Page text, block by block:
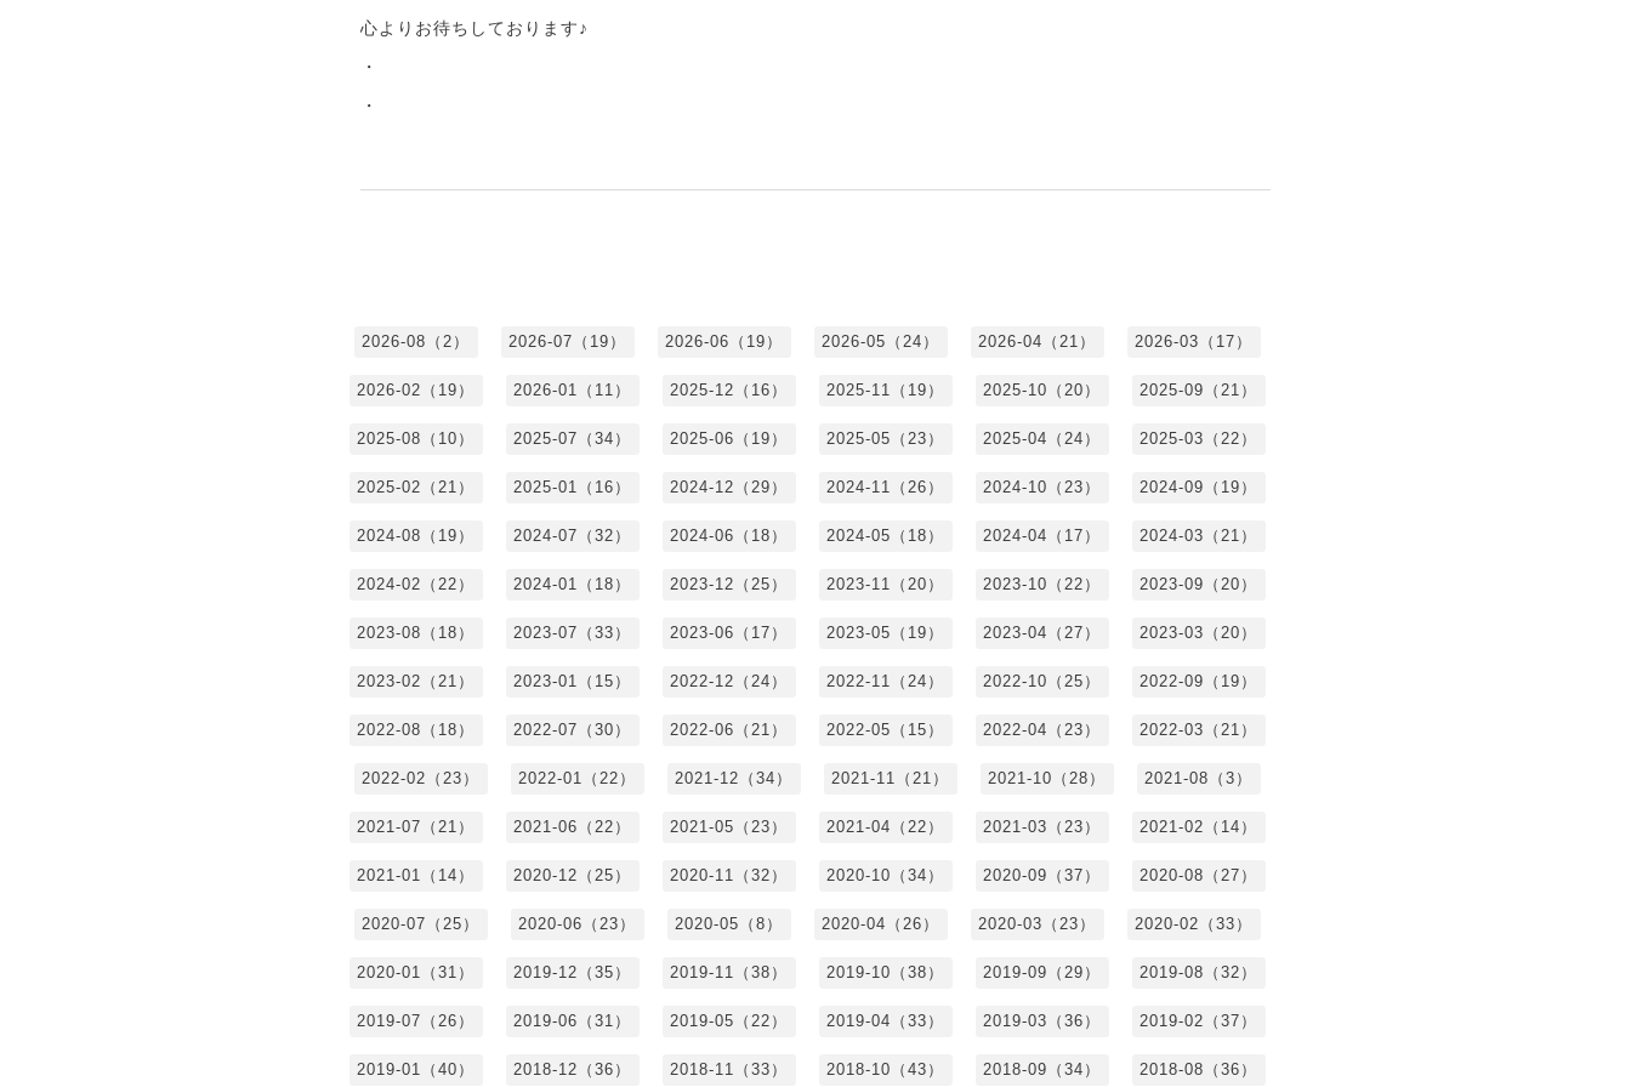
心よりお待ちしております♪
・
・
2026-08（2） 2026-07（19） 2026-06（19） 2026-05（24） 2026-04（21） 2026-03（17）
2026-02（19） 2026-01（11） 2025-12（16） 2025-11（19） 2025-10（20） 2025-09（21）
2025-08（10） 2025-07（34） 2025-06（19） 2025-05（23） 2025-04（24） 2025-03（22）
2025-02（21） 2025-01（16） 2024-12（29） 2024-11（26） 2024-10（23） 2024-09（19）
2024-08（19） 2024-07（32） 2024-06（18） 2024-05（18） 2024-04（17） 2024-03（21）
2024-02（22） 2024-01（18） 2023-12（25） 2023-11（20） 2023-10（22） 2023-09（20）
2023-08（18） 2023-07（33） 2023-06（17） 2023-05（19） 2023-04（27） 2023-03（20）
2023-02（21） 2023-01（15） 2022-12（24） 2022-11（24） 2022-10（25） 2022-09（19）
2022-08（18） 2022-07（30） 2022-06（21） 2022-05（15） 2022-04（23） 2022-03（21）
2022-02（23） 2022-01（22） 2021-12（34） 2021-11（21） 2021-10（28） 2021-08（3）
2021-07（21） 2021-06（22） 2021-05（23） 2021-04（22） 2021-03（23） 2021-02（14）
2021-01（14） 2020-12（25） 2020-11（32） 2020-10（34） 2020-09（37） 2020-08（27）
2020-07（25） 2020-06（23） 2020-05（8） 2020-04（26） 2020-03（23） 2020-02（33）
2020-01（31） 2019-12（35） 2019-11（38） 2019-10（38） 2019-09（29） 2019-08（32）
2019-07（26） 2019-06（31） 2019-05（22） 2019-04（33） 2019-03（36） 2019-02（37）
2019-01（40） 2018-12（36） 2018-11（33） 2018-10（43） 2018-09（34） 2018-08（36）